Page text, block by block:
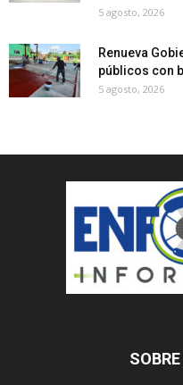
5 agosto, 2026
Renueva
públicos con
5 agosto, 2026